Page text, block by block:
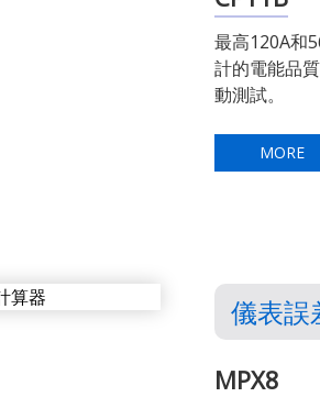
最高120A和
計的電能品
動測試。
MORE
儀表誤
MPX8